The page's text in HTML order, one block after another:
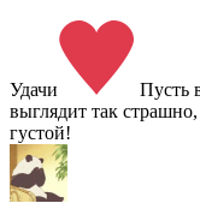
Удачи
Пусть
выглядит так
густой!